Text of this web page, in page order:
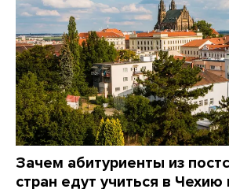
Зачем абитуриенты из
стран едут учиться в